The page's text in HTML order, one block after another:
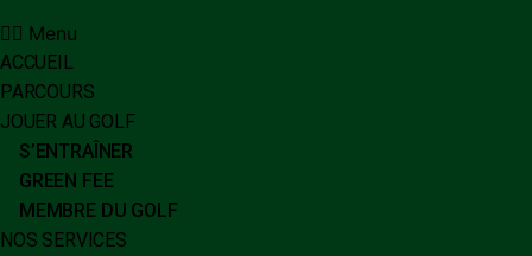
Menu
ACCUEIL
PARCOURS
JOUER AU GOLF
S’ENTRAÎNER
GREEN FEE
MEMBRE DU GOLF
NOS SERVICES